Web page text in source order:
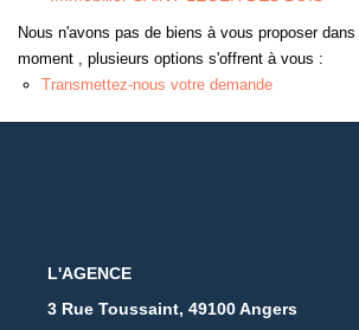
Nous n'avons pas de biens à vous proposer
moment , plusieurs options s'offrent à vous :
Transmettez-nous votre demande
L'AGENCE
3 Rue Toussaint, 49100 Angers